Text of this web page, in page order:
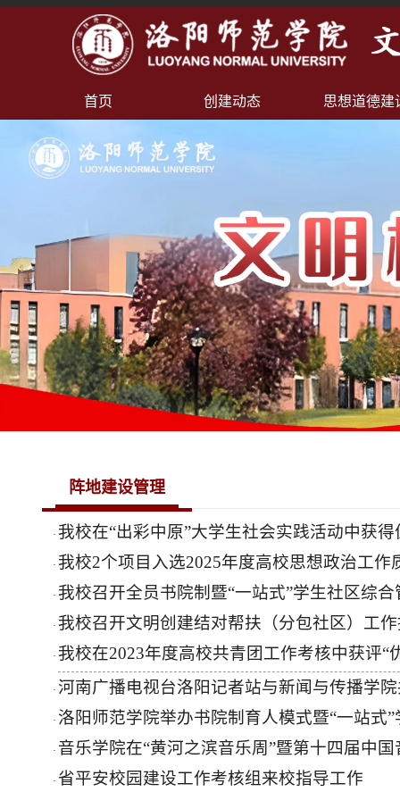
首页 创建动态 思想道德建
阵地建设管理
· 我校在“出彩中原”大学生社会实践活动中获得
· 我校2个项目入选2025年度高校思想政治工
· 我校召开全员书院制暨“一站式”学生社区综
· 我校召开文明创建结对帮扶（分包社区）工
· 我校在2023年度高校共青团工作考核中获评“
· 河南广播电视台洛阳记者站与新闻与传播学
· 洛阳师范学院举办书院制育人模式暨“一站式
· 音乐学院在“黄河之滨音乐周”暨第十四届中
· 省平安校园建设工作考核组来校指导工作